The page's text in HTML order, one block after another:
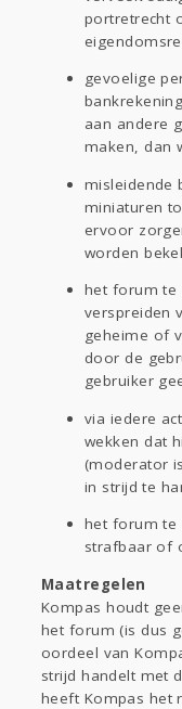
portretrecht
gevoelige
aan andere
maken, dan
misleidende
miniaturen
ervoor
worden
het forum te
verspreiden
geheime of
door de
gebruiker
via iedere
wekken dat
(moderator
in strijd te
het forum te
strafbaar of
Maatregelen
Kompas houdt
het forum (is dus
oordeel van
strijd handelt met
heeft Kompas het